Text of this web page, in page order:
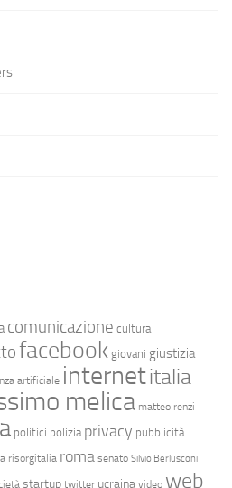
comunicazione cultura
facebook giovani giustizia
artificiale internetitalia
melica matteo renzi
politici polizia privacy pubblicità
risorgitalia roma senato Silvio Berlusconi
startup twitter ucraina video web